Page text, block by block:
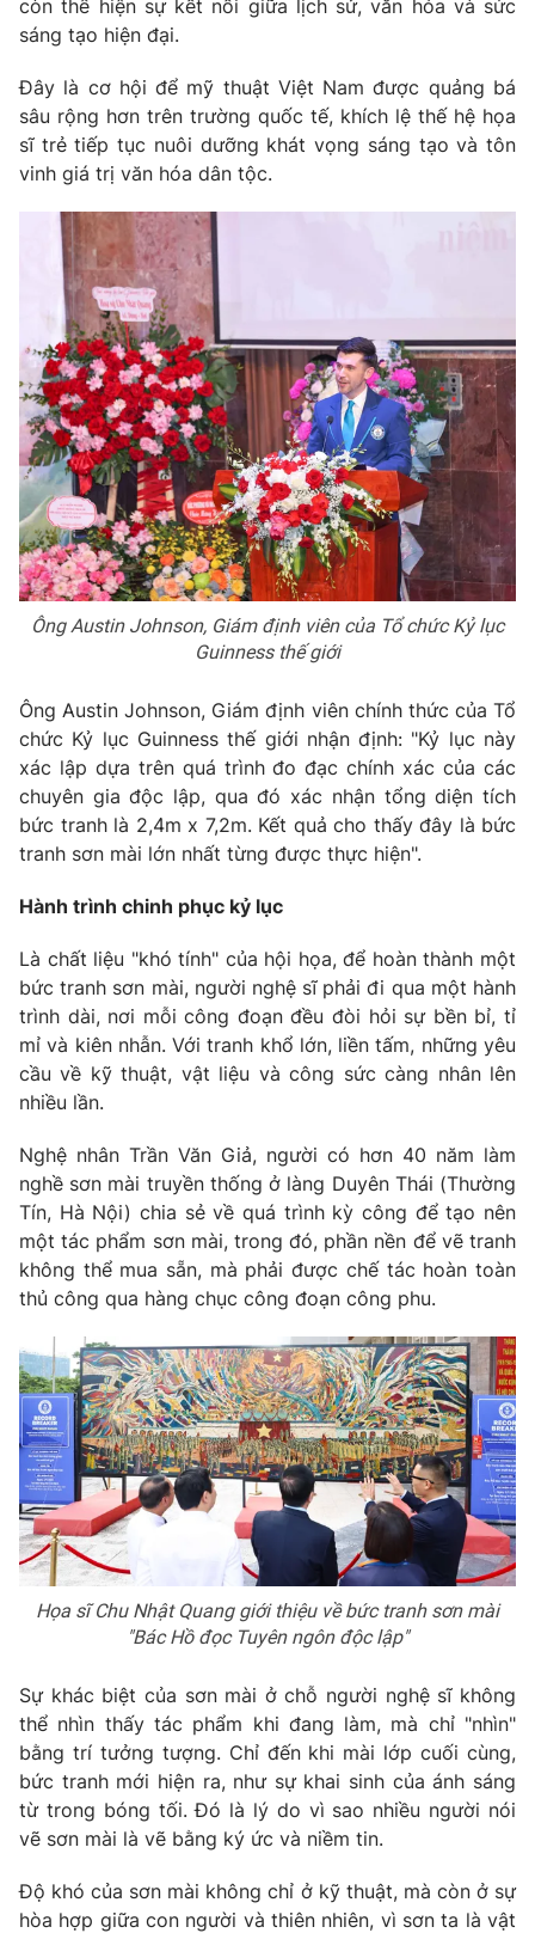
còn thể hiện sự kết nối giữa lịch sử, văn hóa và sức
sáng tạo hiện đại.
Đây là cơ hội để mỹ thuật Việt Nam được quảng bá
sâu rộng hơn trên trường quốc tế, khích lệ thế hệ họa
sĩ trẻ tiếp tục nuôi dưỡng khát vọng sáng tạo và tôn
vinh giá trị văn hóa dân tộc.
Ông Austin Johnson, Giám định viên của Tổ chức Kỷ lục
Guinness thế giới
Ông Austin Johnson, Giám định viên chính thức của Tổ
chức Kỷ lục Guinness thế giới nhận định: "Kỷ lục này
xác lập dựa trên quá trình đo đạc chính xác của các
chuyên gia độc lập, qua đó xác nhận tổng diện tích
bức tranh là 2,4m x 7,2m. Kết quả cho thấy đây là bức
tranh sơn mài lớn nhất từng được thực hiện".
Hành trình chinh phục kỷ lục
Là chất liệu "khó tính" của hội họa, để hoàn thành một
bức tranh sơn mài, người nghệ sĩ phải đi qua một hành
trình dài, nơi mỗi công đoạn đều đòi hỏi sự bền bỉ, tỉ
mỉ và kiên nhẫn. Với tranh khổ lớn, liền tấm, những yêu
cầu về kỹ thuật, vật liệu và công sức càng nhân lên
nhiều lần.
Nghệ nhân Trần Văn Giả, người có hơn 40 năm làm
nghề sơn mài truyền thống ở làng Duyên Thái (Thường
Tín, Hà Nội) chia sẻ về quá trình kỳ công để tạo nên
một tác phẩm sơn mài, trong đó, phần nền để vẽ tranh
không thể mua sẵn, mà phải được chế tác hoàn toàn
thủ công qua hàng chục công đoạn công phu.
Họa sĩ Chu Nhật Quang giới thiệu về bức tranh sơn mài
"Bác Hồ đọc Tuyên ngôn độc lập"
Sự khác biệt của sơn mài ở chỗ người nghệ sĩ không
thể nhìn thấy tác phẩm khi đang làm, mà chỉ "nhìn"
bằng trí tưởng tượng. Chỉ đến khi mài lớp cuối cùng,
bức tranh mới hiện ra, như sự khai sinh của ánh sáng
từ trong bóng tối. Đó là lý do vì sao nhiều người nói
vẽ sơn mài là vẽ bằng ký ức và niềm tin.
Độ khó của sơn mài không chỉ ở kỹ thuật, mà còn ở sự
hòa hợp giữa con người và thiên nhiên, vì sơn ta là vật